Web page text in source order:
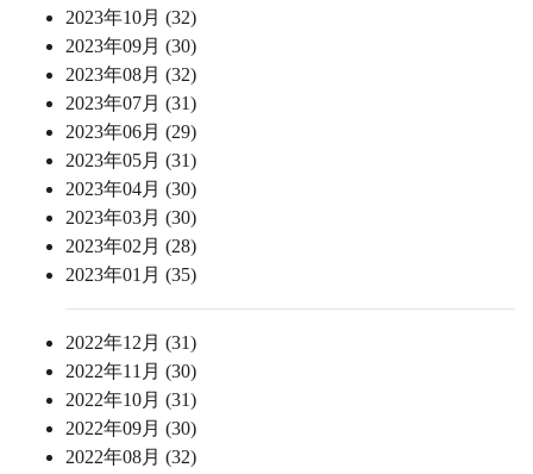
2023年10月 (32)
2023年09月 (30)
2023年08月 (32)
2023年07月 (31)
2023年06月 (29)
2023年05月 (31)
2023年04月 (30)
2023年03月 (30)
2023年02月 (28)
2023年01月 (35)
2022年12月 (31)
2022年11月 (30)
2022年10月 (31)
2022年09月 (30)
2022年08月 (32)